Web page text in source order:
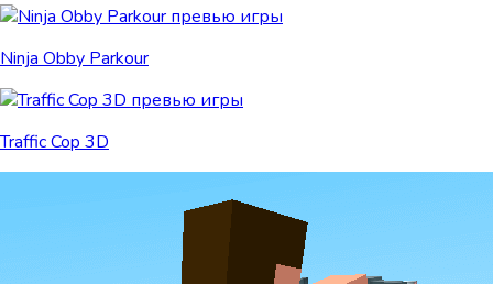
Ninja Obby Parkour
Traffic Cop 3D